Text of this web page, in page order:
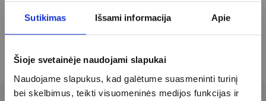
Sutikimas Išsami informacija Apie
Šioje svetainėje naudojami slapukai
Naudojame slapukus, kad galėtume suasmeninti turinį
bei skelbimus, teikti visuomeninės medijos funkcijas ir